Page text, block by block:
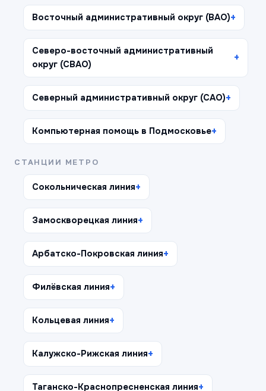
Восточный административный округ (ВАО)
Северо-восточный административный
округ (СВАО)
Северный административный округ (САО)
Компьютерная помощь в Подмосковье
СТАНЦИИ МЕТРО
Сокольническая линия
Замоскворецкая линия
Арбатско-Покровская линия
Филёвская линия
Кольцевая линия
Калужско-Рижская линия
Таганско-Краснопресненская линия